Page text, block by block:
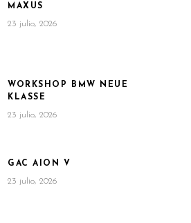
MAXUS
23 julio, 2026
WORKSHOP BMW NEUE
KLASSE
23 julio, 2026
GAC AION V
23 julio, 2026